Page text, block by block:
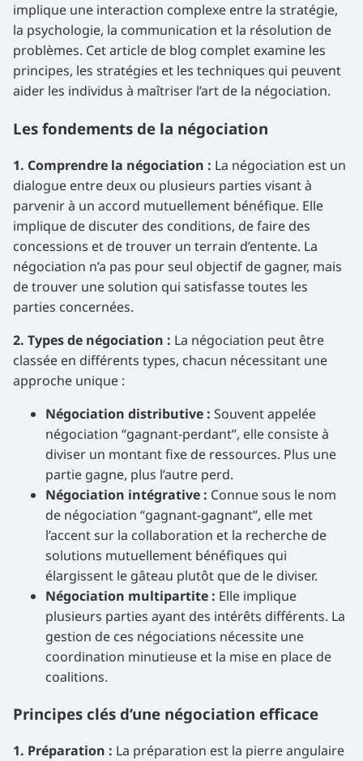
implique une interaction complexe entre la stratégie,
la psychologie, la communication et la résolution de
problèmes. Cet article de blog complet examine les
principes, les stratégies et les techniques qui peuvent
aider les individus à maîtriser l’art de la négociation.
Les fondements de la négociation
1. Comprendre la négociation : La négociation est un
dialogue entre deux ou plusieurs parties visant à
parvenir à un accord mutuellement bénéfique. Elle
implique de discuter des conditions, de faire des
concessions et de trouver un terrain d’entente. La
négociation n’a pas pour seul objectif de gagner, mais
de trouver une solution qui satisfasse toutes les
parties concernées.
2. Types de négociation : La négociation peut être
classée en différents types, chacun nécessitant une
approche unique :
Négociation distributive : Souvent appelée
négociation “gagnant-perdant”, elle consiste à
diviser un montant fixe de ressources. Plus une
partie gagne, plus l’autre perd.
Négociation intégrative : Connue sous le nom
de négociation “gagnant-gagnant”, elle met
l’accent sur la collaboration et la recherche de
solutions mutuellement bénéfiques qui
élargissent le gâteau plutôt que de le diviser.
Négociation multipartite : Elle implique
plusieurs parties ayant des intérêts différents. La
gestion de ces négociations nécessite une
coordination minutieuse et la mise en place de
coalitions.
Principes clés d’une négociation efficace
1. Préparation : La préparation est la pierre angulaire